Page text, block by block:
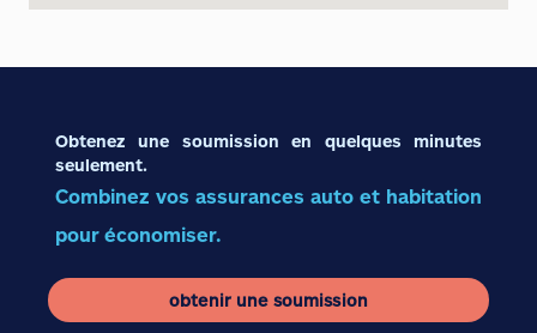
Obtenez une soumission en quelques minutes
seulement.
Combinez vos assurances auto et habitation
pour économiser.
obtenir une soumission